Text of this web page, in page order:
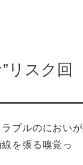
リスク回
ブルのにおいが
を張る嗅覚っ